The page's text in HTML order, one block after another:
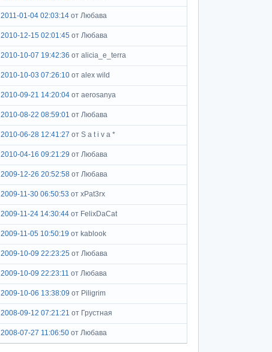
2011-01-04 02:03:14 от Любава
2010-12-15 02:01:45 от Любава
2010-10-07 19:42:36 от alicia_e_terra
2010-10-03 07:26:10 от alex wild
2010-09-21 14:20:04 от aerosanya
2010-08-22 08:59:01 от Любава
2010-06-28 12:41:27 от S a t i v a *
2010-04-16 09:21:29 от Любава
2009-12-26 20:52:58 от Любава
2009-11-30 06:50:53 от xPat3rx
2009-11-24 14:30:44 от FelixDaCat
2009-11-05 10:50:19 от kablook
2009-10-09 22:23:25 от Любава
2009-10-09 22:23:11 от Любава
2009-10-06 13:38:09 от Piligrim
2008-09-12 07:21:21 от Грустная
2008-07-27 11:06:50 от Любава